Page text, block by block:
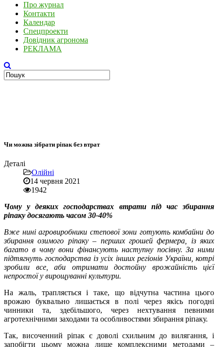
Про журнал
Контакти
Календар
Спецпроекти
Довідник агронома
РЕКЛАМА
Чи можна зібрати ріпак без втрат
Деталі
Олійні
14 червня 2021
1942
Чому у деяких господарствах втрати під час збирання
ріпаку досягають часом 30-40%
Вже нині агровиробники степової зони готують комбайни до
збирання озимого ріпаку – перших грошей фермера, із яких
багато в чому вони фінансують наступну посівну. За ними
підтягнуть господарства із усіх інших регіонів України, котрі
зробили все, аби отримати достойну врожайність цієї
непростої у вирощуванні культури.
На жаль, трапляється і таке, що відчутна частина цього
врожаю буквально лишається в полі через якісь погодні
чинники та, здебільшого, через нехтування певними
агротехнічними заходами та особливостями збирання ріпаку.
Так, височенний ріпак є доволі схильним до вилягання, і
запобігти цьому можна лише комплексними методами –